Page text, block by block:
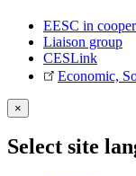
EESC in
Liaison group
CESLink
Economic,
×
Select site